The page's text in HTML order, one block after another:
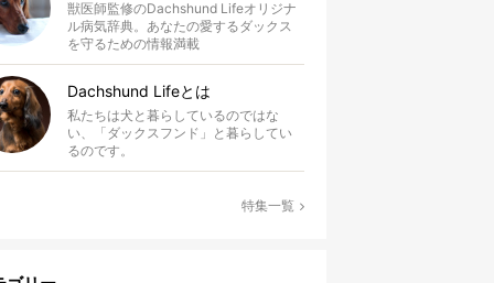
獣医師監修のDachshund Lifeオリジナ
ル病気辞典。あなたの愛するダックス
を守るための情報満載
Dachshund Lifeとは
私たちは犬と暮らしているのではな
い、「ダックスフンド」と暮らしてい
るのです。
特集一覧